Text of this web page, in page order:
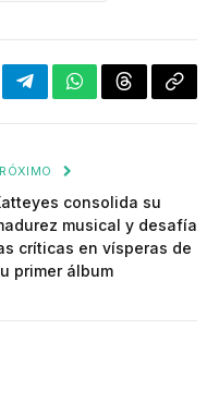
TelegramWhatsApp
Threads
consolida su
musical y desafía
críticas en vísperas de
primer álbum